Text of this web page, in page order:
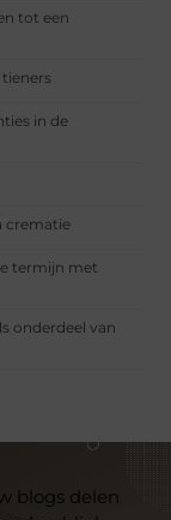
tot een
in de
crematie
termijn met
onderdeel van
blogs delen